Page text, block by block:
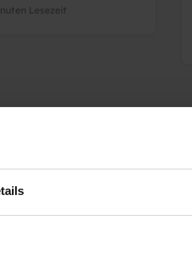
Lesezeit